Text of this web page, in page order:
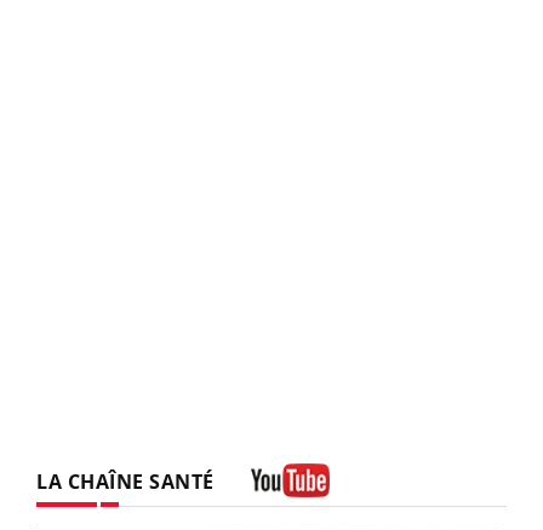
LA CHAÎNE SANTÉ